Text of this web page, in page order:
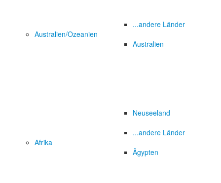
...andere Länder
Australien/Ozeanien
Australien
Neuseeland
...andere Länder
Afrika
Ägypten